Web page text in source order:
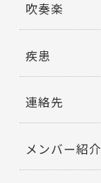
吹奏楽
疾患
連絡先
メンバー紹介